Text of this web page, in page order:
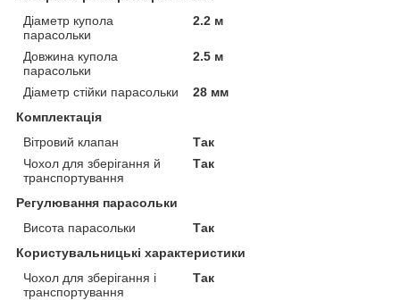
Діаметр купола
парасольки
2.2 м
Довжина купола
парасольки
2.5 м
Діаметр стійки парасольки
28 мм
Комплектація
Вітровий клапан
Так
Чохол для зберігання й
транспортування
Так
Регулювання парасольки
Висота парасольки
Так
Користувальницькі характеристики
Чохол для зберігання і
транспортування
Так